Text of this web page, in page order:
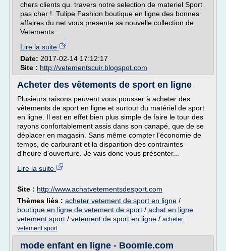
chers clients qu. travers notre selection de materiel Sport
pas cher !. Tulipe Fashion boutique en ligne des bonnes
affaires du net vous presente sa nouvelle collection de
Vetements...
Lire la suite
Date: 2017-02-14 17:12:17
Site : http://vetementscuir.blogspot.com
Acheter des vêtements de sport en ligne
Plusieurs raisons peuvent vous pousser à acheter des
vêtements de sport en ligne et surtout du matériel de sport
en ligne. Il est en effet bien plus simple de faire le tour des
rayons confortablement assis dans son canapé, que de se
déplacer en magasin. Sans même compter l'économie de
temps, de carburant et la disparition des contraintes
d'heure d'ouverture. Je vais donc vous présenter...
Lire la suite
Site : http://www.achatvetementsdesport.com
Thèmes liés : acheter vetement de sport en ligne /
boutique en ligne de vetement de sport / achat en ligne
vetement sport / vetement de sport en ligne / acheter
vetement sport
mode enfant en ligne - Boomle.com